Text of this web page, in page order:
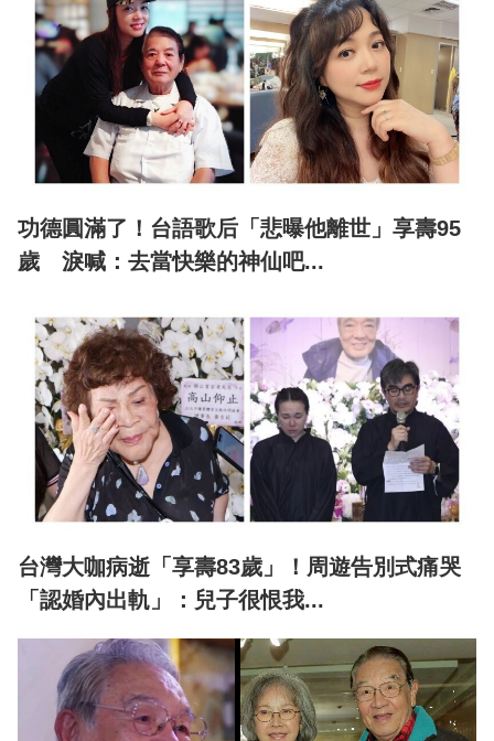
功德圓滿了！台語歌后「悲曝他離世」享壽95
歲 淚喊：去當快樂的神仙吧...
台灣大咖病逝「享壽83歲」！周遊告別式痛哭
「認婚內出軌」：兒子很恨我...